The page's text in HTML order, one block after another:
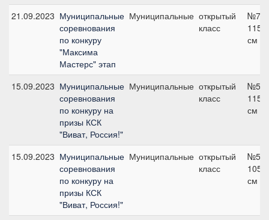
21.09.2023 Муниципальные
соревнования
по конкуру
"Максима
Мастерс" этап
Муниципальные открытый
класс
№7,
115
см
15.09.2023 Муниципальные
соревнования
по конкуру на
призы КСК
"Виват, Россия!"
Муниципальные открытый
класс
№5,
115
см
15.09.2023 Муниципальные
соревнования
по конкуру на
призы КСК
"Виват, Россия!"
Муниципальные открытый
класс
№5,
105
см